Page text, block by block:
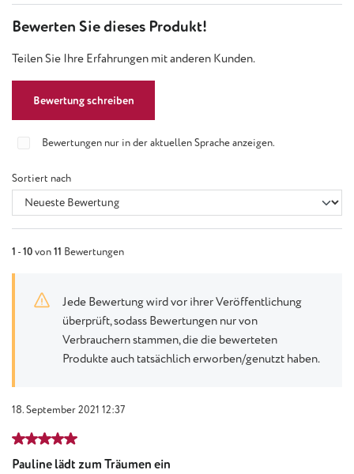
Bewerten Sie dieses Produkt!
Teilen Sie Ihre Erfahrungen mit anderen Kunden.
Bewertung schreiben
Bewertungen nur in der aktuellen Sprache anzeigen.
Sortiert nach
1 -10von11 Bewertungen
Jede Bewertung wird vor ihrer Veröffentlichung
überprüft, sodass Bewertungen nur von
Verbrauchern stammen, die die bewerteten
Produkte auch tatsächlich erworben/genutzt haben.
18. September 2021 12:37
Bewertung mit 5 von 5 Sternen
Pauline lädt zum Träumen ein